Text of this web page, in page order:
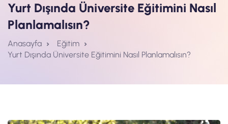
Yurt Dışında Üniversite Eğitimini Nasıl
Planlamalısın?
Anasayfa
Eğitim
Yurt Dışında Üniversite Eğitimini Nasıl Planlamalısın?